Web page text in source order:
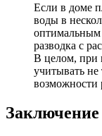
Если в доме
воды в
оптимальным
разводка с
В целом, при
учитывать не
возможности
Заключение